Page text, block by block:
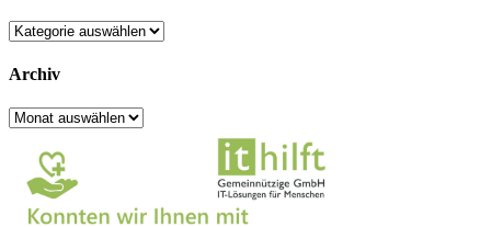
Kategorien
Archiv
Archiv